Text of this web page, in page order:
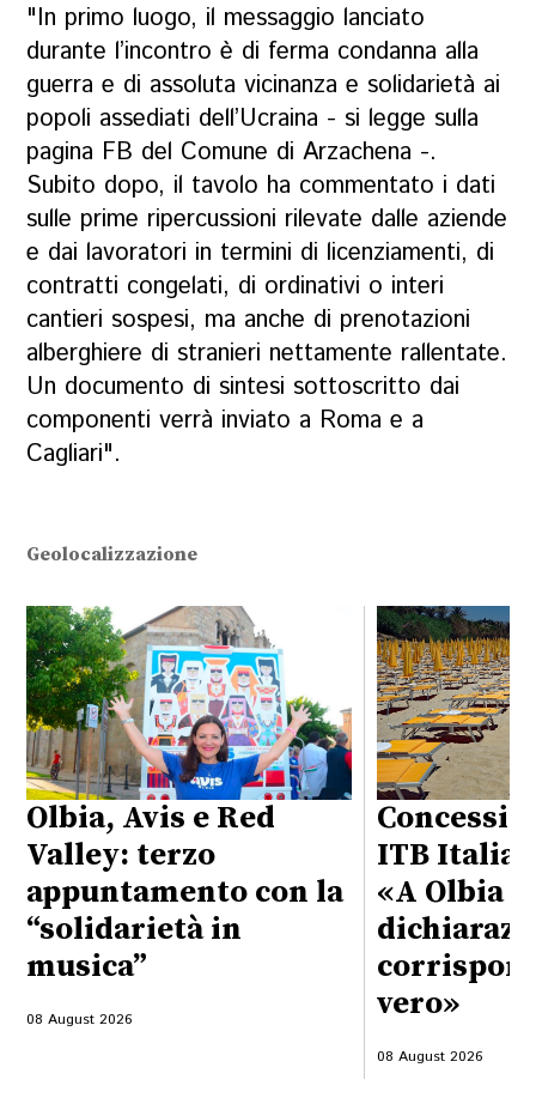
"In primo luogo, il messaggio lanciato
durante l’incontro è di ferma condanna alla
guerra e di assoluta vicinanza e solidarietà ai
popoli assediati dell’Ucraina - si legge sulla
pagina FB del Comune di Arzachena -.
Subito dopo, il tavolo ha commentato i dati
sulle prime ripercussioni rilevate dalle aziende
e dai lavoratori in termini di licenziamenti, di
contratti congelati, di ordinativi o interi
cantieri sospesi, ma anche di prenotazioni
alberghiere di stranieri nettamente rallentate.
Un documento di sintesi sottoscritto dai
componenti verrà inviato a Roma e a
Cagliari".
Geolocalizzazione
Olbia, Avis e Red
Valley: terzo
appuntamento con la
“solidarietà in
musica”
08 August 2026
ITB Italia
«A Olbia
vero»
08 August 2026